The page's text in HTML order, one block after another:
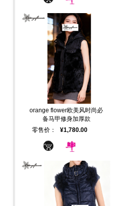
orange flower欧美风时尚必
备马甲修身加厚款
零售价：
¥1,780.00